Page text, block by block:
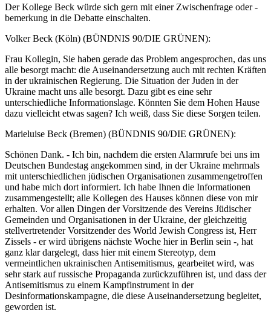
Der Kollege Beck würde sich gern mit einer Zwischenfrage oder -
bemerkung in die Debatte einschalten.
Volker Beck (Köln) (BÜNDNIS 90/DIE GRÜNEN):
Frau Kollegin, Sie haben gerade das Problem angesprochen, das uns
alle besorgt macht: die Auseinandersetzung auch mit rechten Kräften
in der ukrainischen Regierung. Die Situation der Juden in der
Ukraine macht uns alle besorgt. Dazu gibt es eine sehr
unterschiedliche Informationslage. Könnten Sie dem Hohen Hause
dazu vielleicht etwas sagen? Ich weiß, dass Sie diese Sorgen teilen.
Marieluise Beck (Bremen) (BÜNDNIS 90/DIE GRÜNEN):
Schönen Dank. - Ich bin, nachdem die ersten Alarmrufe bei uns im
Deutschen Bundestag angekommen sind, in der Ukraine mehrmals
mit unterschiedlichen jüdischen Organisationen zusammengetroffen
und habe mich dort informiert. Ich habe Ihnen die Informationen
zusammengestellt; alle Kollegen des Hauses können diese von mir
erhalten. Vor allen Dingen der Vorsitzende des Vereins Jüdischer
Gemeinden und Organisationen in der Ukraine, der gleichzeitig
stellvertretender Vorsitzender des World Jewish Congress ist, Herr
Zissels - er wird übrigens nächste Woche hier in Berlin sein -, hat
ganz klar dargelegt, dass hier mit einem Stereotyp, dem
vermeintlichen ukrainischen Antisemitismus, gearbeitet wird, was
sehr stark auf russische Propaganda zurückzuführen ist, und dass der
Antisemitismus zu einem Kampfinstrument in der
Desinformationskampagne, die diese Auseinandersetzung begleitet,
geworden ist.